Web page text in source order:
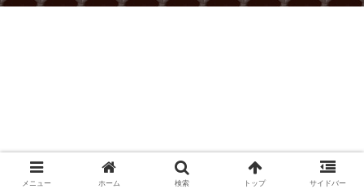
メニュー ホーム 検索 トップ サイドバー